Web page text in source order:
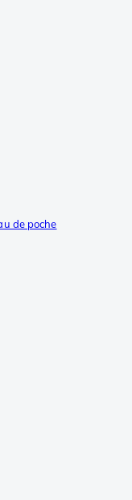
de poche